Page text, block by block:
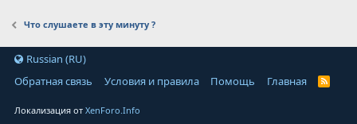
Что слушаете в эту минуту ?
Russian (RU)
Обратная связь
Условия и правила Помощь Главная
Локализация отXenForo.Info